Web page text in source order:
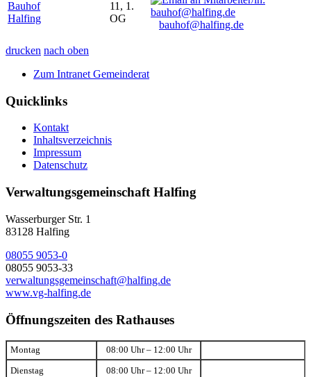
Bauhof
Halfing
11, 1.
OG
bauhof@halfing.de
drucken nach oben
Zum Intranet Gemeinderat
Quicklinks
Kontakt
Inhaltsverzeichnis
Impressum
Datenschutz
Verwaltungsgemeinschaft Halfing
Wasserburger Str. 1
83128 Halfing
08055 9053-0
08055 9053-33
verwaltungsgemeinschaft@halfing.de
www.vg-halfing.de
Öffnungszeiten des Rathauses
Montag 08:00 Uhr – 12:00 Uhr
Dienstag 08:00 Uhr – 12:00 Uhr